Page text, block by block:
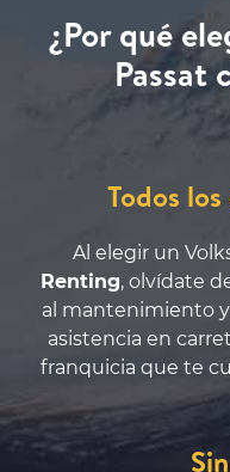
¿Por qué
Passat
Todos
Al elegir un
Renting, olvídate
al mantenimiento
asistencia en
franquicia que te